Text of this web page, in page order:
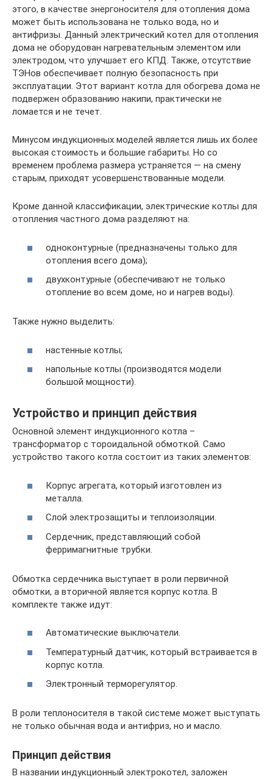
этого, в качестве энергоносителя для отопления дома
может быть использована не только вода, но и
антифризы. Данный электрический котел для отопления
дома не оборудован нагревательным элементом или
электродом, что улучшает его КПД. Также, отсутствие
ТЭНов обеспечивает полную безопасность при
эксплуатации. Этот вариант котла для обогрева дома не
подвержен образованию накипи, практически не
ломается и не течет.
Минусом индукционных моделей является лишь их более
высокая стоимость и большие габариты. Но со
временем проблема размера устраняется — на смену
старым, приходят усовершенствованные модели.
Кроме данной классификации, электрические котлы для
отопления частного дома разделяют на:
одноконтурные (предназначены только для
отопления всего дома);
двухконтурные (обеспечивают не только
отопление во всем доме, но и нагрев воды).
Также нужно выделить:
настенные котлы;
напольные котлы (производятся модели
большой мощности).
Устройство и принцип действия
Основной элемент индукционного котла –
трансформатор с тороидальной обмоткой. Само
устройство такого котла состоит из таких элементов:
Корпус агрегата, который изготовлен из
металла.
Слой электрозащиты и теплоизоляции.
Сердечник, представляющий собой
ферримагнитные трубки.
Обмотка сердечника выступает в роли первичной
обмотки, а вторичной является корпус котла. В
комплекте также идут:
Автоматические выключатели.
Температурный датчик, который встраивается в
корпус котла.
Электронный терморегулятор.
В роли теплоносителя в такой системе может выступать
не только обычная вода и антифриз, но и масло.
Принцип действия
В названии индукционный электрокотел, заложен